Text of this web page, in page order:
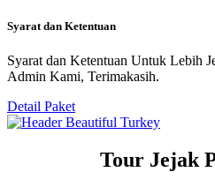
Syarat dan Ketentuan
Syarat dan Ketentuan Untuk Lebih
Admin Kami, Terimakasih.
Detail Paket
Tour Jejak